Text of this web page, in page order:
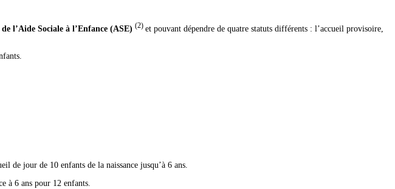
l’Aide Sociale à l’Enfance (ASE) (2) et pouvant dépendre de quatre statuts différents : l’accueil provisoire,
de jour de 10 enfants de la naissance jusqu’à 6 ans.
à 6 ans pour 12 enfants.